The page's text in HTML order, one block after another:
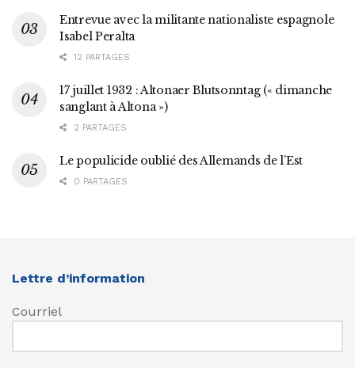
Entrevue avec la militante nationaliste espagnole
Isabel Peralta
12 PARTAGES
17 juillet 1932 : Altonaer Blutsonntag (« dimanche
sanglant à Altona »)
2 PARTAGES
Le populicide oublié des Allemands de l’Est
0 PARTAGES
Lettre d’information
Courriel